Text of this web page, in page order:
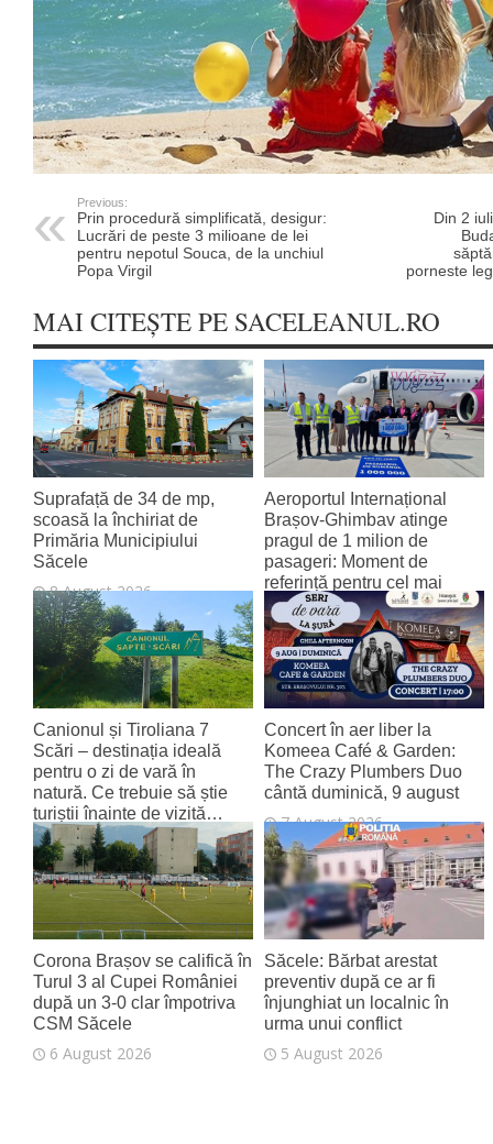
Previous:
Prin procedură simplificată, desigur:
Lucrări de peste 3 milioane de lei
pentru nepotul Souca, de la unchiul
Popa Virgil
Din 2
porneste
MAI CITEȘTE PE SACELEANUL.RO
Suprafață de 34 de mp,
scoasă la închiriat de
Primăria Municipiului
Săcele
8 August 2026
Aeroportul Internațional
Brașov‑Ghimbav atinge
pragul de 1 milion de
pasageri: Moment de
referință pentru cel mai
tânăr aeroport al țării
8 August 2026
Canionul și Tiroliana 7
Scări – destinația ideală
pentru o zi de vară în
natură. Ce trebuie să știe
turiștii înainte de vizită…
7 August 2026
Concert în aer liber la
Komeea Café & Garden:
The Crazy Plumbers Duo
cântă duminică, 9 august
7 August 2026
Corona Brașov se califică în
Turul 3 al Cupei României
după un 3-0 clar împotriva
CSM Săcele
6 August 2026
Săcele: Bărbat arestat
preventiv după ce ar fi
înjunghiat un localnic în
urma unui conflict
5 August 2026